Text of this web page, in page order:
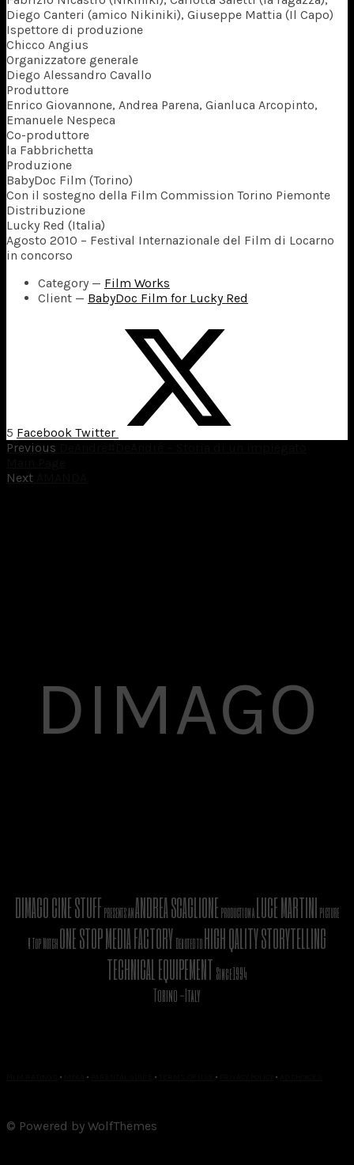
Diego Canteri (amico Nikiniki), Giuseppe Mattia (Il Capo)
Ispettore di produzione
Chicco Angius
Organizzatore generale
Diego Alessandro Cavallo
Produttore
Enrico Giovannone, Andrea Parena, Gianluca Arcopinto,
Emanuele Nespeca
Co-produttore
la Fabbrichetta
Produzione
BabyDoc Film (Torino)
Con il sostegno della Film Commission Torino Piemonte
Distribuzione
Lucky Red (Italia)
Agosto 2010 – Festival Internazionale del Film di Locarno
in concorso
Category — Film Works
Client — BabyDoc Film for Lucky Red
5 Facebook Twitter
Previous
Next
DIMAGO
DIMAGO CINE STUFFpresents anANDREA SCAGLIONEproduction aLUCE MARTINIpicture
A Top NotchONE STOP MEDIA FACTORYDevoted toHIGH QALITY STORYTELLING
TECHNICAL EQUIPEMENT Since 1994
Torino -Italy
• • • • •
© Powered by WolfThemes